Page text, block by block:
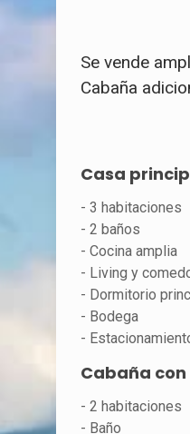
Se vende
Cabaña
Casa
- 3 habitaciones
- 2 baños
- Cocina amplia
- Living y
- Dormitorio
- Bodega
-
Cabaña
- 2 habitaciones
- Baño